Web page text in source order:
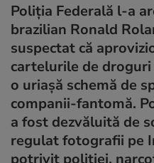
Poliția Federală l-a
brazilian Ronald
suspectat că
cartelurile de droguri
o uriașă schemă de
companii-fantomă.
a fost dezvăluită de
regulat fotografii pe
potrivit poliției,